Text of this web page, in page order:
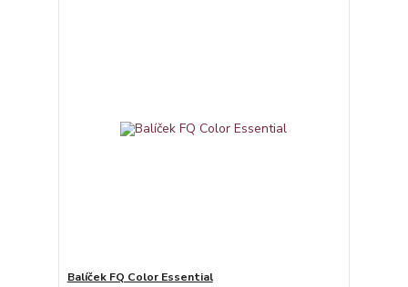
Balíček FQ Color Essential